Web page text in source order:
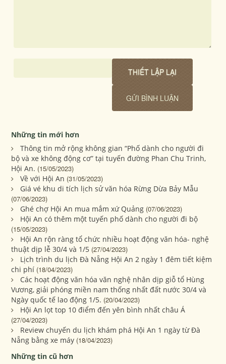
Những tin mới hơn
Thông tin mở rộng không gian “Phố dành cho người đi
bộ và xe không động cơ” tại tuyến đường Phan Chu Trinh,
Hội An. (15/05/2023)
Về với Hội An (31/05/2023)
Giá vé khu di tích lịch sử văn hóa Rừng Dừa Bảy Mẫu
(07/06/2023)
Ghé chợ Hội An mua mắm xứ Quảng (07/06/2023)
Hội An có thêm một tuyến phố dành cho người đi bộ
(15/05/2023)
Hội An rộn ràng tổ chức nhiều hoạt động văn hóa- nghệ
thuật dịp lễ 30/4 và 1/5 (27/04/2023)
Lịch trình du lịch Đà Nẵng Hội An 2 ngày 1 đêm tiết kiệm
chi phí (18/04/2023)
Các hoạt động văn hóa văn nghệ nhân dịp giỗ tổ Hùng
Vương, giải phóng miền nam thống nhất đất nước 30/4 và
Ngày quốc tế lao động 1/5. (20/04/2023)
Hội An lọt top 10 điểm đến yên bình nhất châu Á
(27/04/2023)
Review chuyến du lịch khám phá Hội An 1 ngày từ Đà
Nẵng bằng xe máy (18/04/2023)
Những tin cũ hơn